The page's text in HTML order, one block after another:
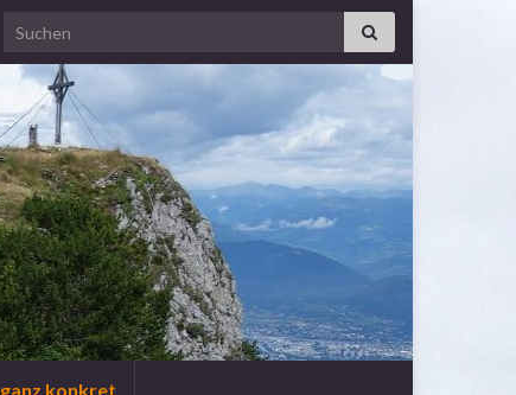
Search for:
ganz konkret